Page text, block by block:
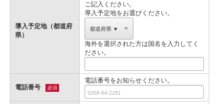
導入予定地（都道府
県）
ご記入ください。
導入予定地をお選びください。
海外を選択された方は国名を入力してく
ださい。
電話番号 必須
電話番号をお知らせください。